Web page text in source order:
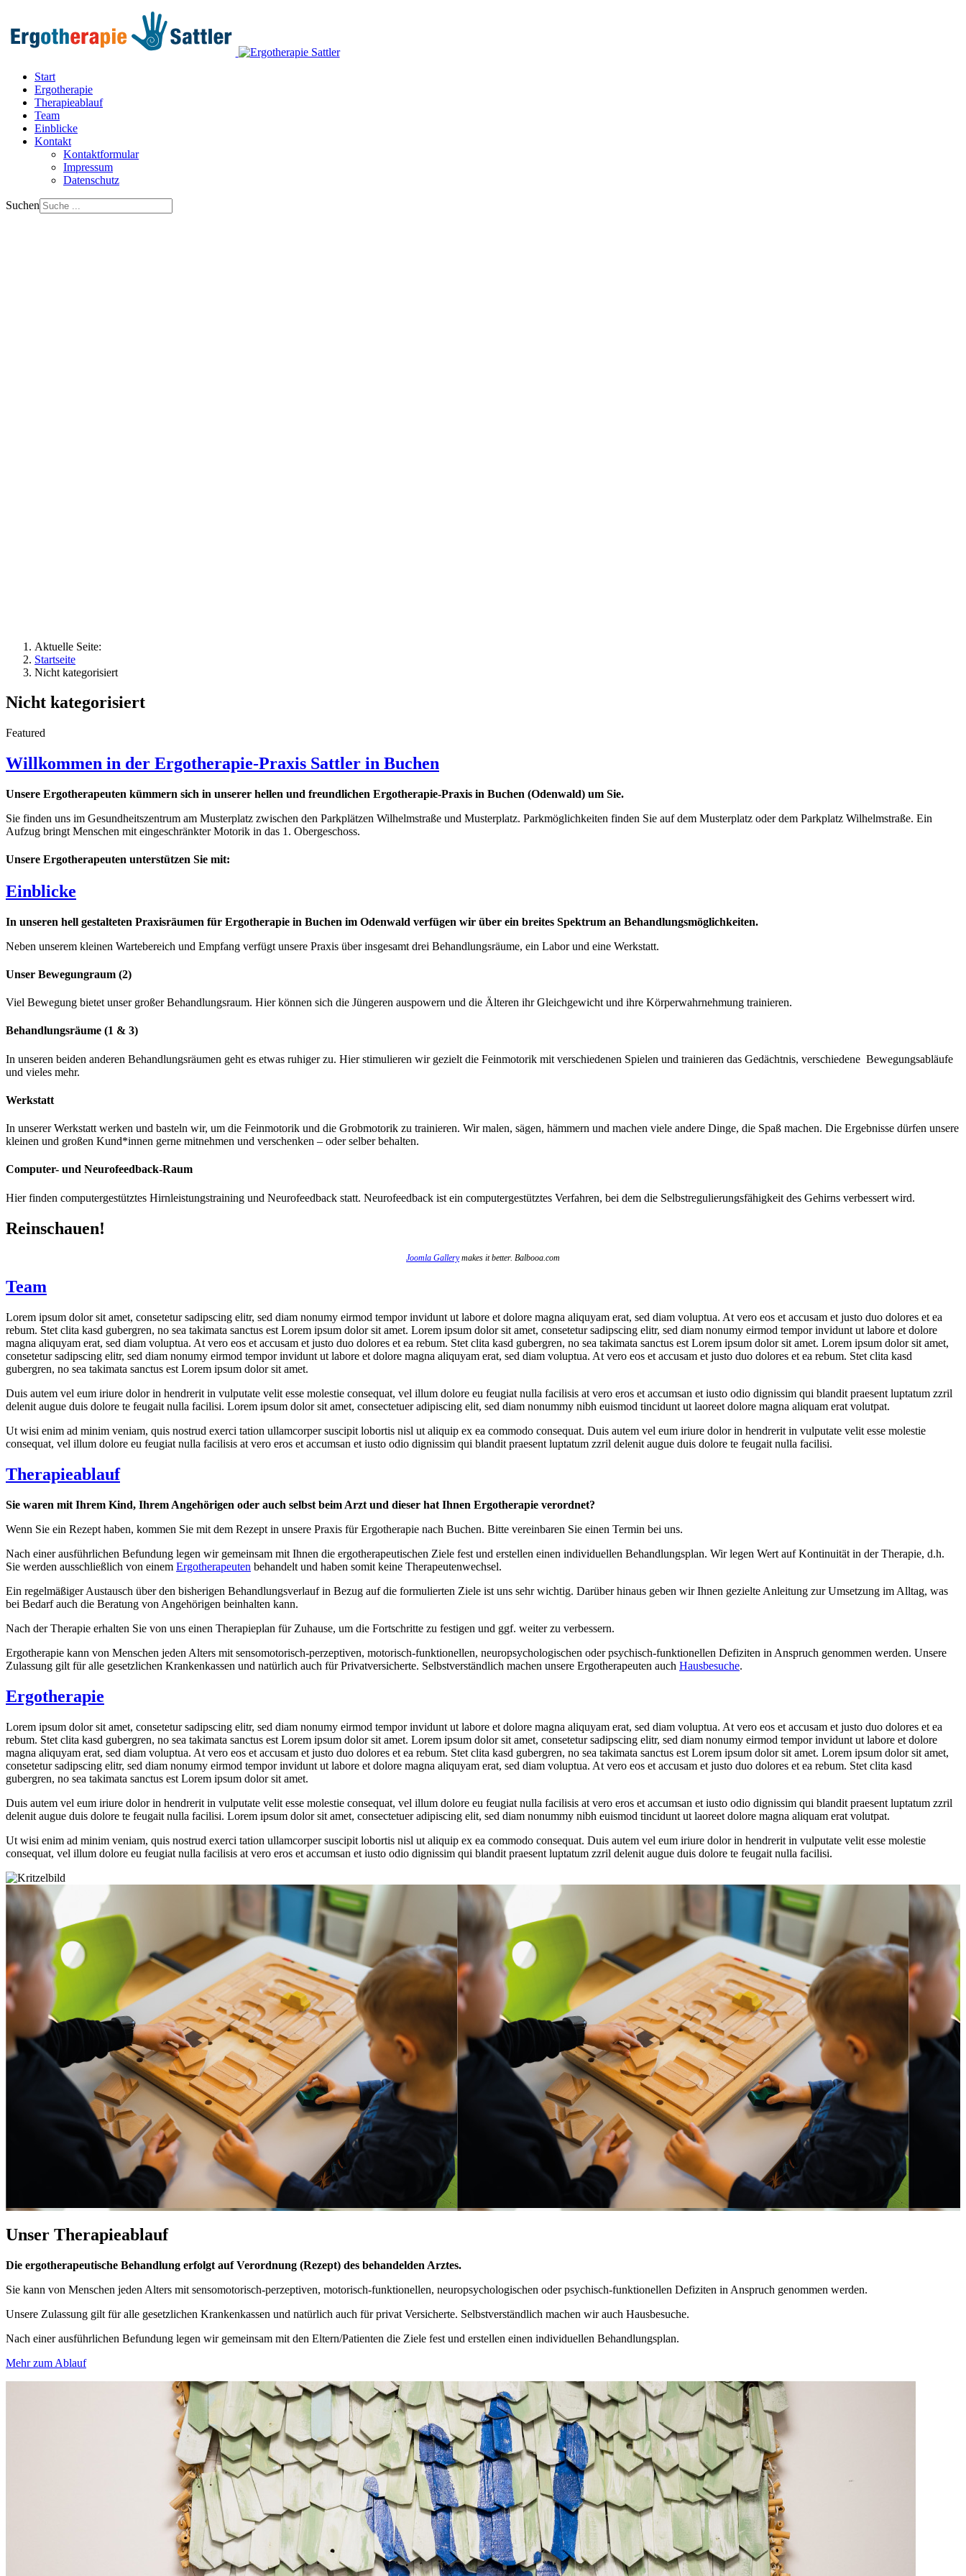
Start
Ergotherapie
Therapieablauf
Team
Einblicke
Kontakt
Kontaktformular
Impressum
Datenschutz
Suchen
Aktuelle Seite:
Startseite
Nicht kategorisiert
Nicht kategorisiert
Featured
Willkommen in der Ergotherapie-Praxis Sattler in Buchen
Unsere Ergotherapeuten kümmern sich in unserer hellen und freundlichen Ergotherapie-Praxis in Buchen (Odenwald) um Sie.
Sie finden uns im Gesundheitszentrum am Musterplatz zwischen den Parkplätzen Wilhelmstraße und Musterplatz. Parkmöglichkeiten finden Sie auf dem Musterplatz oder dem Parkplatz Wilhelmstraße. Ein
Aufzug bringt Menschen mit eingeschränkter Motorik in das 1. Obergeschoss.
Unsere Ergotherapeuten unterstützen Sie mit:
Einblicke
In unseren hell gestalteten Praxisräumen für Ergotherapie in Buchen im Odenwald verfügen wir über ein breites Spektrum an Behandlungsmöglichkeiten.
Neben unserem kleinen Wartebereich und Empfang verfügt unsere Praxis über insgesamt drei Behandlungsräume, ein Labor und eine Werkstatt.
Unser Bewegungraum (2)
Viel Bewegung bietet unser großer Behandlungsraum. Hier können sich die Jüngeren auspowern und die Älteren ihr Gleichgewicht und ihre Körperwahrnehmung trainieren.
Behandlungsräume (1 & 3)
In unseren beiden anderen Behandlungsräumen geht es etwas ruhiger zu. Hier stimulieren wir gezielt die Feinmotorik mit verschiedenen Spielen und trainieren das Gedächtnis, verschiedene Bewegungsabläufe
und vieles mehr.
Werkstatt
In unserer Werkstatt werken und basteln wir, um die Feinmotorik und die Grobmotorik zu trainieren. Wir malen, sägen, hämmern und machen viele andere Dinge, die Spaß machen. Die Ergebnisse dürfen unsere
kleinen und großen Kund*innen gerne mitnehmen und verschenken – oder selber behalten.
Computer- und Neurofeedback-Raum
Hier finden computergestütztes Hirnleistungstraining und Neurofeedback statt. Neurofeedback ist ein computergestütztes Verfahren, bei dem die Selbstregulierungsfähigkeit des Gehirns verbessert wird.
Reinschauen!
Joomla Gallerymakes it better. Balbooa.com
Team
Lorem ipsum dolor sit amet, consetetur sadipscing elitr, sed diam nonumy eirmod tempor invidunt ut labore et dolore magna aliquyam erat, sed diam voluptua. At vero eos et accusam et justo duo dolores et ea
rebum. Stet clita kasd gubergren, no sea takimata sanctus est Lorem ipsum dolor sit amet. Lorem ipsum dolor sit amet, consetetur sadipscing elitr, sed diam nonumy eirmod tempor invidunt ut labore et dolore
magna aliquyam erat, sed diam voluptua. At vero eos et accusam et justo duo dolores et ea rebum. Stet clita kasd gubergren, no sea takimata sanctus est Lorem ipsum dolor sit amet. Lorem ipsum dolor sit amet,
consetetur sadipscing elitr, sed diam nonumy eirmod tempor invidunt ut labore et dolore magna aliquyam erat, sed diam voluptua. At vero eos et accusam et justo duo dolores et ea rebum. Stet clita kasd
gubergren, no sea takimata sanctus est Lorem ipsum dolor sit amet.
Duis autem vel eum iriure dolor in hendrerit in vulputate velit esse molestie consequat, vel illum dolore eu feugiat nulla facilisis at vero eros et accumsan et iusto odio dignissim qui blandit praesent luptatum zzril
delenit augue duis dolore te feugait nulla facilisi. Lorem ipsum dolor sit amet, consectetuer adipiscing elit, sed diam nonummy nibh euismod tincidunt ut laoreet dolore magna aliquam erat volutpat.
Ut wisi enim ad minim veniam, quis nostrud exerci tation ullamcorper suscipit lobortis nisl ut aliquip ex ea commodo consequat. Duis autem vel eum iriure dolor in hendrerit in vulputate velit esse molestie
consequat, vel illum dolore eu feugiat nulla facilisis at vero eros et accumsan et iusto odio dignissim qui blandit praesent luptatum zzril delenit augue duis dolore te feugait nulla facilisi.
Therapieablauf
Sie waren mit Ihrem Kind, Ihrem Angehörigen oder auch selbst beim Arzt und dieser hat Ihnen Ergotherapie verordnet?
Wenn Sie ein Rezept haben, kommen Sie mit dem Rezept in unsere Praxis für Ergotherapie nach Buchen. Bitte vereinbaren Sie einen Termin bei uns.
Nach einer ausführlichen Befundung legen wir gemeinsam mit Ihnen die ergotherapeutischen Ziele fest und erstellen einen individuellen Behandlungsplan. Wir legen Wert auf Kontinuität in der Therapie, d.h.
Sie werden ausschließlich von einem Ergotherapeuten behandelt und haben somit keine Therapeutenwechsel.
Ein regelmäßiger Austausch über den bisherigen Behandlungsverlauf in Bezug auf die formulierten Ziele ist uns sehr wichtig. Darüber hinaus geben wir Ihnen gezielte Anleitung zur Umsetzung im Alltag, was
bei Bedarf auch die Beratung von Angehörigen beinhalten kann.
Nach der Therapie erhalten Sie von uns einen Therapieplan für Zuhause, um die Fortschritte zu festigen und ggf. weiter zu verbessern.
Ergotherapie kann von Menschen jeden Alters mit sensomotorisch-perzeptiven, motorisch-funktionellen, neuropsychologischen oder psychisch-funktionellen Defiziten in Anspruch genommen werden. Unsere
Zulassung gilt für alle gesetzlichen Krankenkassen und natürlich auch für Privatversicherte. Selbstverständlich machen unsere Ergotherapeuten auch Hausbesuche.
Ergotherapie
Lorem ipsum dolor sit amet, consetetur sadipscing elitr, sed diam nonumy eirmod tempor invidunt ut labore et dolore magna aliquyam erat, sed diam voluptua. At vero eos et accusam et justo duo dolores et ea
rebum. Stet clita kasd gubergren, no sea takimata sanctus est Lorem ipsum dolor sit amet. Lorem ipsum dolor sit amet, consetetur sadipscing elitr, sed diam nonumy eirmod tempor invidunt ut labore et dolore
magna aliquyam erat, sed diam voluptua. At vero eos et accusam et justo duo dolores et ea rebum. Stet clita kasd gubergren, no sea takimata sanctus est Lorem ipsum dolor sit amet. Lorem ipsum dolor sit amet,
consetetur sadipscing elitr, sed diam nonumy eirmod tempor invidunt ut labore et dolore magna aliquyam erat, sed diam voluptua. At vero eos et accusam et justo duo dolores et ea rebum. Stet clita kasd
gubergren, no sea takimata sanctus est Lorem ipsum dolor sit amet.
Duis autem vel eum iriure dolor in hendrerit in vulputate velit esse molestie consequat, vel illum dolore eu feugiat nulla facilisis at vero eros et accumsan et iusto odio dignissim qui blandit praesent luptatum zzril
delenit augue duis dolore te feugait nulla facilisi. Lorem ipsum dolor sit amet, consectetuer adipiscing elit, sed diam nonummy nibh euismod tincidunt ut laoreet dolore magna aliquam erat volutpat.
Ut wisi enim ad minim veniam, quis nostrud exerci tation ullamcorper suscipit lobortis nisl ut aliquip ex ea commodo consequat. Duis autem vel eum iriure dolor in hendrerit in vulputate velit esse molestie
consequat, vel illum dolore eu feugiat nulla facilisis at vero eros et accumsan et iusto odio dignissim qui blandit praesent luptatum zzril delenit augue duis dolore te feugait nulla facilisi.
Unser Therapieablauf
Die ergotherapeutische Behandlung erfolgt auf Verordnung (Rezept) des behandelden Arztes.
Sie kann von Menschen jeden Alters mit sensomotorisch-perzeptiven, motorisch-funktionellen, neuropsychologischen oder psychisch-funktionellen Defiziten in Anspruch genommen werden.
Unsere Zulassung gilt für alle gesetzlichen Krankenkassen und natürlich auch für privat Versicherte. Selbstverständlich machen wir auch Hausbesuche.
Nach einer ausführlichen Befundung legen wir gemeinsam mit den Eltern/Patienten die Ziele fest und erstellen einen individuellen Behandlungsplan.
Mehr zum Ablauf